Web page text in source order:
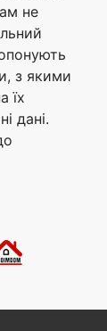
не
з якими
їх
дані.